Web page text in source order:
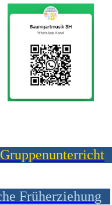
Früherziehung